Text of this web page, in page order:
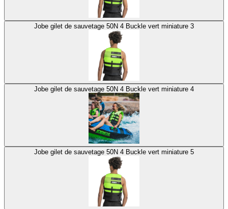
Jobe gilet de sauvetage 50N 4 Buckle vert miniature 3
Jobe gilet de sauvetage 50N 4 Buckle vert miniature 4
Jobe gilet de sauvetage 50N 4 Buckle vert miniature 5